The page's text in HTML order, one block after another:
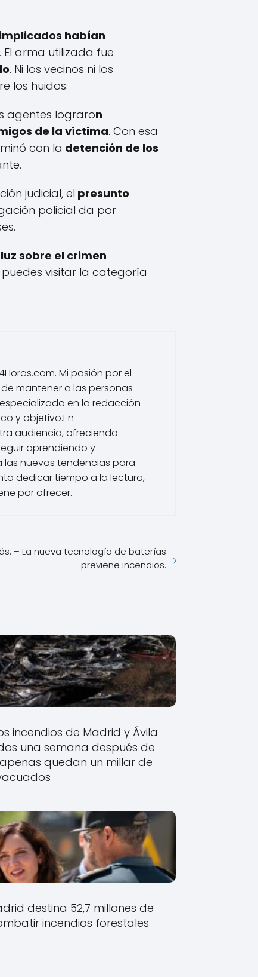
implicados habían
arma utilizada fue
. Ni los vecinos ni los
los huidos.
agentes lograron
de la víctima. Con esa
con la detención de los
judicial, el presunto
policial da por
luz sobre el crimen
puedes visitar la categoría
Mi pasión por el
mantener a las personas
en la redacción
y objetivo.En
audiencia, ofreciendo
aprendiendo y
nuevas tendencias para
dedicar tiempo a la lectura,
por ofrecer.
– La nueva tecnología de baterías
previene incendios.
incendios de Madrid y Ávila
una semana después de
quedan un millar de
destina 52,7 millones de
incendios forestales